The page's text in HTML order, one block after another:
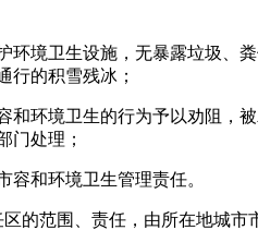
环境卫生设施，无暴露垃圾、
行的积雪残冰；
和环境卫生的行为予以劝阻，
门处理；
容和环境卫生管理责任。
的范围、责任，由所在地城市